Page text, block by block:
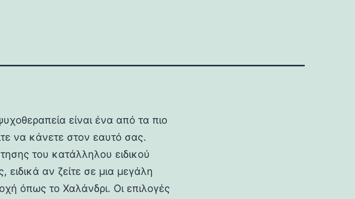
είναι ένα από τα πιο
να κάνετε στον εαυτό σας.
του κατάλληλου ειδικού
ειδικά αν ζείτε σε μια μεγάλη
όπως το Χαλάνδρι. Οι επιλογές